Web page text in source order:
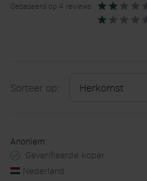
Gebaseerd op 4 reviews
Sorteer op:
Anoniem
Geverifieerde koper
Nederland